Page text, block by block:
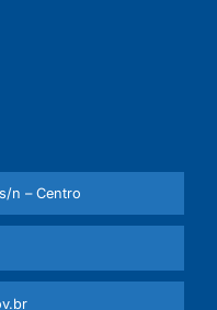
n – Centro